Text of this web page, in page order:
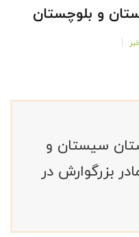
و بلوچستان
سیستان و
بزرگوارش در